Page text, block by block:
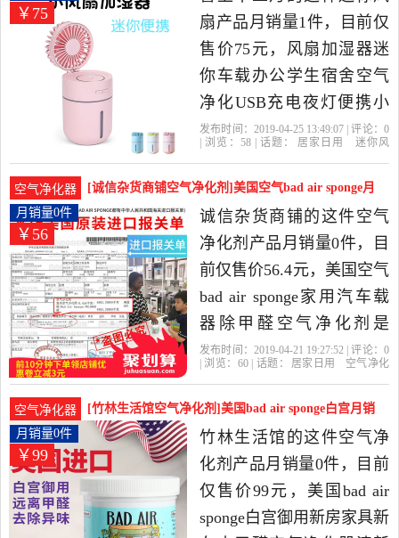
货。
￥75
扇产品月销量1件，目前仅
售价75元，风扇加湿器迷
你车载办公学生宿舍空气
净化USB充电夜灯便携小
电扇是2019年喜上十二月
很高的迷你风扇，由广东
深圳发货。
发布时间：2019-04-25 13:49:07 | 评论： 0
| 浏览： 58| 话题： 居家日用
迷你风
空气净化器
[诚信杂货商铺空气净化剂]美国空气bad air sponge月
销量0件仅售56.4元
￥56
月销量0件
诚信杂货商铺的这件空气
净化剂产品月销量0件，目
前仅售价56.4元，美国空气
bad air sponge家用汽车载
器除甲醛空气净化剂是
2019年诚信杂货商铺精选
的空气净化剂，由上海发
货。
发布时间：2019-04-21 19:27:52 | 评论： 0
| 浏览： 60| 话题： 居家日用
空气净化
空气净化器
[竹林生活馆空气净化剂]美国bad air sponge白宫月销
量0件仅售99元
￥99
月销量0件
竹林生活馆的这件空气净
化剂产品月销量0件，目前
仅售价99元，美国bad air
sponge白宫御用新房家具新